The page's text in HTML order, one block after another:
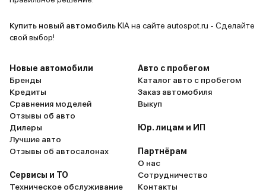
тяжелых
LED
Купить новый автомобильKIA на сайте autospot.ru - Сделайте
свой выбор!
Новые автомобили
Бренды
Кредиты
Сравнения моделей
Отзывы об авто
Дилеры
Лучшие авто
Отзывы об автосалонах
Сервисы и ТО
Техническое обслуживание
Авто с пробегом
Каталог авто с пробегом
Заказ автомобиля
Выкуп
Юр. лицам и ИП
Партнёрам
О нас
Сотрудничество
Контакты